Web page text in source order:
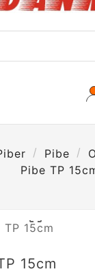
Pibe
Pibe TP

15cm